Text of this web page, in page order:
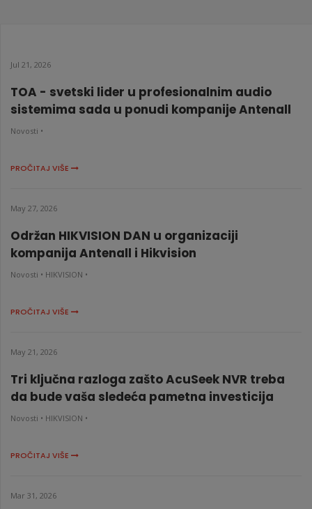
Jul 21, 2026
TOA - svetski lider u profesionalnim audio
sistemima sada u ponudi kompanije Antenall
Novosti •
PROČITAJ VIŠE
May 27, 2026
Održan HIKVISION DAN u organizaciji
kompanija Antenall i Hikvision
Novosti • HIKVISION •
PROČITAJ VIŠE
May 21, 2026
Tri ključna razloga zašto AcuSeek NVR treba
da bude vaša sledeća pametna investicija
Novosti • HIKVISION •
PROČITAJ VIŠE
Mar 31, 2026